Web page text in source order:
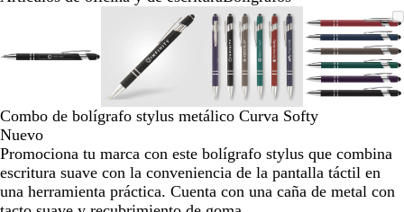
con
mínimo
para
tecla
(+)
menos
para
acercar/alejar
Imagen
ampliable
con
Ampliado
al
mínimo
Haga
clic
para
la
tecla
más
(+)
y
menos
para
acercar/alejar
Imagen
ampliable
con
zoom
Ampliado
al
mínimo
Haga
clic
para
expandir
Use
la
tecla
de
más
(+)
menos
(-)
para
Imagen
con
zoom
al
mínimo
Haga
clic
para
Use
la
tecla
de
más
menos
(-)
para
de
Combo de bolígrafo stylus metálico Curva Softy
Nuevo
Promociona tu marca con este bolígrafo stylus que combina
escritura suave con la conveniencia de la pantalla táctil en
una herramienta práctica. Cuenta con una caña de metal con